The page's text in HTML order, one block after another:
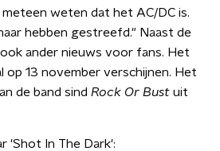
weten dat het AC/DC is.
hebben gestreefd." Naast de
ander nieuws voor fans. Het
op 13 november verschijnen. Het
de band sind Rock Or Bust uit
'Shot In The Dark':